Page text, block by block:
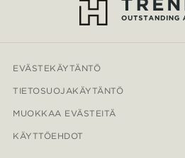
EVÄSTEKÄYTÄNTÖ
TIETOSUOJAKÄYTÄNTÖ
MUOKKAA EVÄSTEITÄ
KÄYTTÖEHDOT